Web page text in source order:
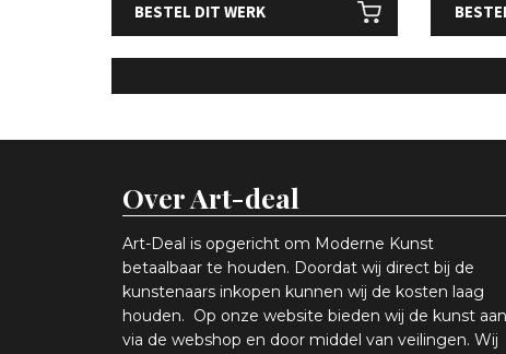
BESTEL DIT WERK
Over Art-deal
Art-Deal is opgericht om Moderne Kunst
betaalbaar te houden. Doordat wij direct bij de
kunstenaars inkopen kunnen wij de kosten laag
houden. Op onze website bieden wij de kunst aan
via de webshop en door middel van veilingen. Wij